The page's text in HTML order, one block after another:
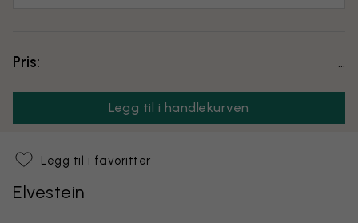
Pris:
Legg til i handlekurven
Legg til i favoritter
Elvestein